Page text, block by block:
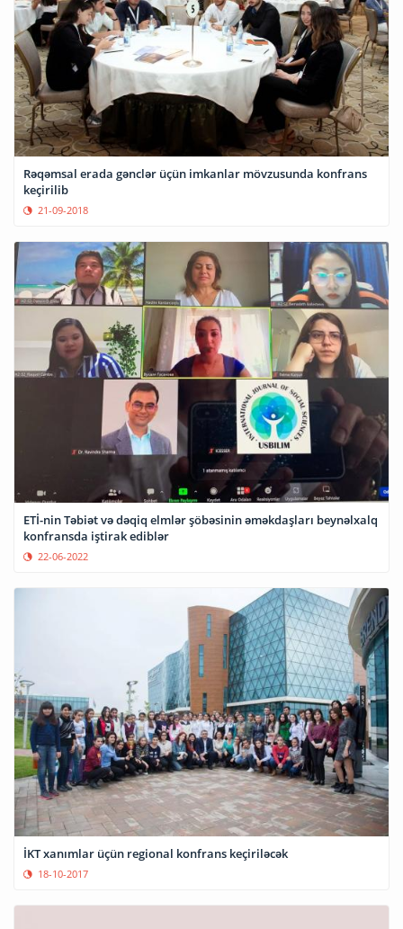
Rəqəmsal erada gənclər üçün imkanlar mövzusunda konfrans
keçirilib
21-09-2018
ETİ-nin Təbiət və dəqiq elmlər şöbəsinin əməkdaşları beynəlxalq
konfransda iştirak ediblər
22-06-2022
İKT xanımlar üçün regional konfrans keçiriləcək
18-10-2017